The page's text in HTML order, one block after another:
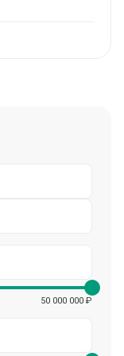
50 000 000 ₽